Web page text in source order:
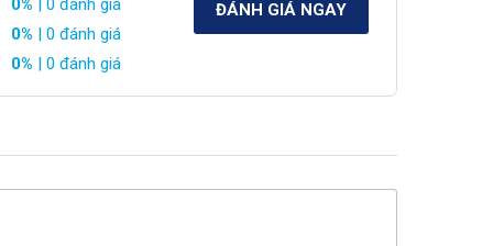
0% | 0 đánh giá
0% | 0 đánh giá
0% | 0 đánh giá
ĐÁNH GIÁ NGAY